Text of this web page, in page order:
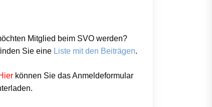
Mitglied beim SVO werden?
Sie eine Liste mit den Beiträgen.
können Sie dasAnmeldeformular